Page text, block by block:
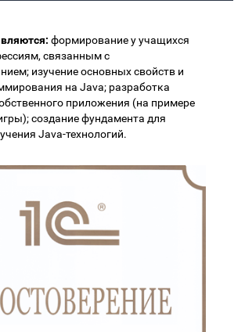
формирование у учащихся
связанным с
изучение основных свойств и
на Java; разработка
приложения (на примере
создание фундамента для
Java-технологий.